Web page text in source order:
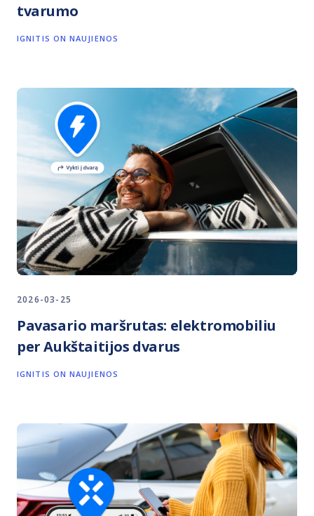
tvarumo
IGNITIS ON NAUJIENOS
2026-03-25
Pavasario maršrutas: elektromobiliu
per Aukštaitijos dvarus
IGNITIS ON NAUJIENOS